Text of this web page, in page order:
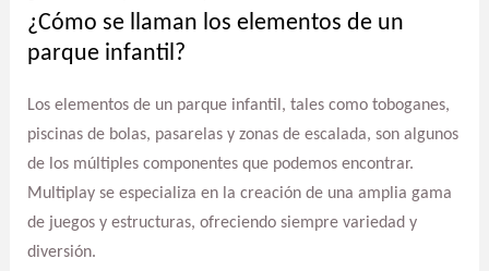
¿Cómo se llaman los elementos de un
parque infantil?
Los elementos de un parque infantil, tales como toboganes,
piscinas de bolas, pasarelas y zonas de escalada, son algunos
de los múltiples componentes que podemos encontrar.
Multiplay se especializa en la creación de una amplia gama
de juegos y estructuras, ofreciendo siempre variedad y
diversión.